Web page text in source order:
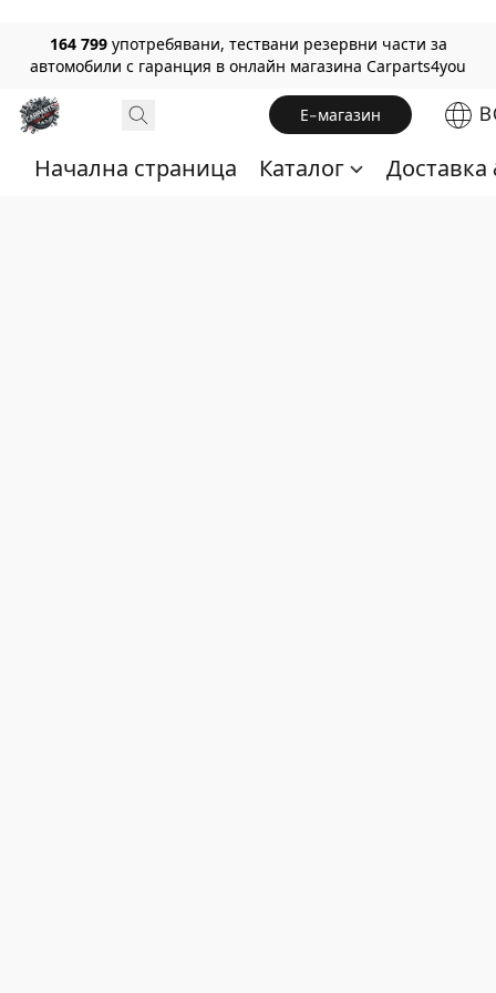
164 799 употребявани, тествани резервни части за
автомобили с гаранция в онлайн магазина Carparts4you
Е-магазин
Начална страница Каталог Доставка